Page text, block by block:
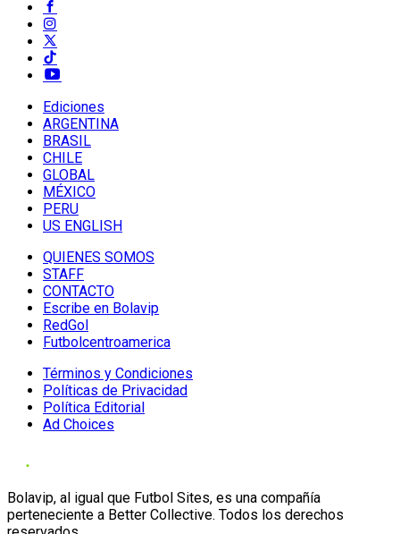
Ediciones
ARGENTINA
BRASIL
CHILE
GLOBAL
MÉXICO
PERU
US ENGLISH
QUIENES SOMOS
STAFF
CONTACTO
Escribe en Bolavip
RedGol
Futbolcentroamerica
Términos y Condiciones
Políticas de Privacidad
Política Editorial
Ad Choices
Bolavip, al igual que Futbol Sites, es una compañía
perteneciente a Better Collective. Todos los derechos